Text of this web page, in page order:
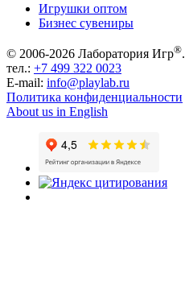
Игрушки оптом
Бизнес сувениры
© 2006-2026 Лаборатория Игр®.
тел.: +7 499 322 0023
E-mail: info@playlab.ru
Политика конфиденциальности
About us in English